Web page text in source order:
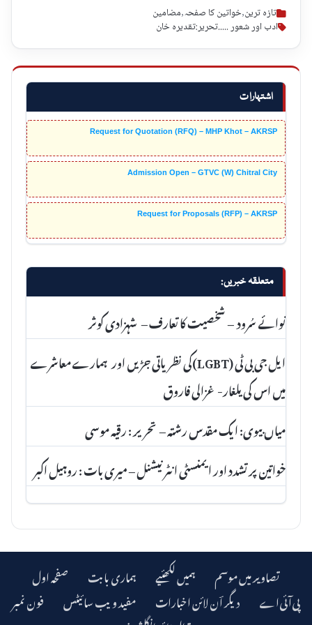
اشتہارات
Request for Quotation (RFQ) – MHP Khot – AKRSP
Admission Open – GTVC (W) Chitral City
Request for Proposals (RFP) – AKRSP
متعلقہ خبریں:
نوائے سُرود – شخصیت کا تعارف – شہزادی کوثر
ایل جی بی ٹی (LGBT)کی نظریاتی جڑیں اور ہمارے معاشرے
میں اس کی یلغار- غزالی فاروق
میاں بیوی: ایک مقدس رشتہ – تحریر : رقیہ موسی
خواتین پر تشدد اور ایمنسٹی انٹرنیشنل – میری بات : روہیل اکبر
تازہ ترین,خواتین کا صفحہ,مضامین
ادب اور شعور .....تحریر:تقدیرہ خان
صفحہ اول ہماری بابت ہمیں لکھئیے
تصاویر میں موسم
فون نمبر
مفید ویب سائیٹس دیگر اؔن لائن اخبارات